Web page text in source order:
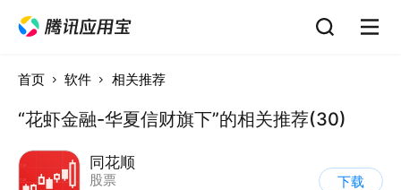
首页 软件 相关推荐
“花虾金融-华夏信财旗下”的相关推荐(30)
同花顺
股票
下载